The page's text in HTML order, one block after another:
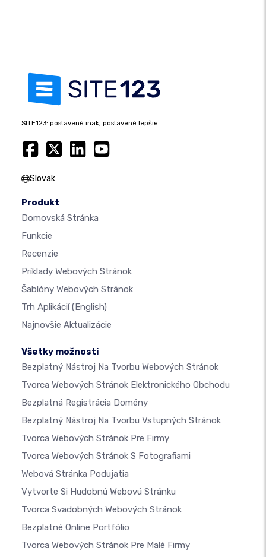
SITE123: postavené inak, postavené lepšie.
Slovak
Produkt
Domovská Stránka
Funkcie
Recenzie
Príklady Webových Stránok
Šablóny Webových Stránok
Trh Aplikácií(English)
Najnovšie Aktualizácie
Všetky možnosti
Bezplatný Nástroj Na Tvorbu Webových Stránok
Tvorca Webových Stránok Elektronického Obchodu
Bezplatná Registrácia Domény
Bezplatný Nástroj Na Tvorbu Vstupných Stránok
Tvorca Webových Stránok Pre Firmy
Tvorca Webových Stránok S Fotografiami
Webová Stránka Podujatia
Vytvorte Si Hudobnú Webovú Stránku
Tvorca Svadobných Webových Stránok
Bezplatné Online Portfólio
Tvorca Webových Stránok Pre Malé Firmy